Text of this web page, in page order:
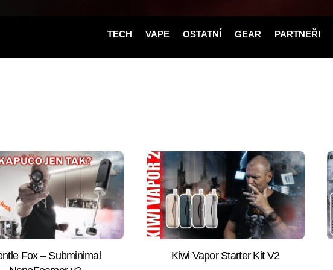
TECH VAPE OSTATNÍ GEAR PARTNEŘI
Fox – Subminimal
Kiwi Vapor Starter Kit V2